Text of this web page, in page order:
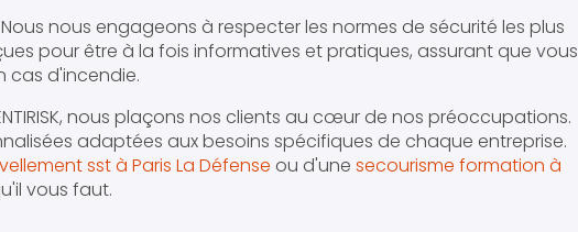
Nous nous engageons à respecter les normes de sécurité les plus
pour être à la fois informatives et pratiques, assurant que vous
cas d'incendie.
nous plaçons nos clients au cœur de nos préoccupations.
adaptées aux besoins spécifiques de chaque entreprise.
sst à Paris La Défense ou d'une secourisme formation à
vous faut.